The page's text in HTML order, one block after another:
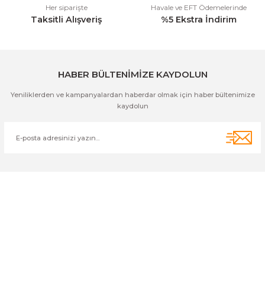
Her siparişte
Taksitli Alışveriş
Havale ve EFT Ödemelerinde
%5 Ekstra İndirim
HABER BÜLTENİMİZE KAYDOLUN
Yeniliklerden ve kampanyalardan haberdar olmak için haber bültenimize
kaydolun